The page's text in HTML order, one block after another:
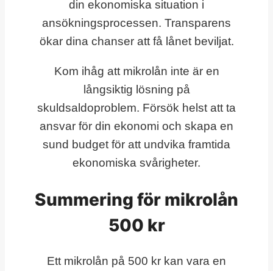
din ekonomiska situation i
ansökningsprocessen. Transparens
ökar dina chanser att få lånet beviljat.
Kom ihåg att mikrolån inte är en
långsiktig lösning på
skuldsaldoproblem. Försök helst att ta
ansvar för din ekonomi och skapa en
sund budget för att undvika framtida
ekonomiska svårigheter.
Summering för mikrolån
500 kr
Ett mikrolån på 500 kr kan vara en